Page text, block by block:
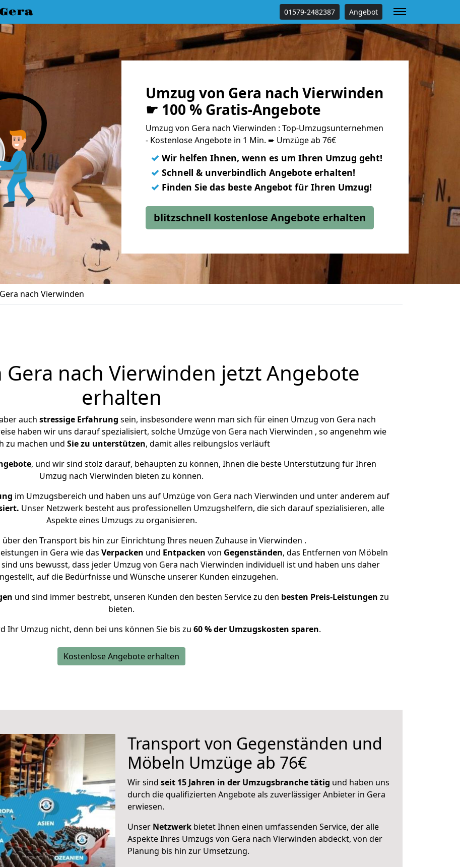
01579-2482387 Angebot
Umzug von Gera nach Vierwinden
☛ 100 % Gratis-Angebote
Umzug von Gera nach Vierwinden : Top-Umzugsunternehmen
- Kostenlose Angebote in 1 Min. ➨ Umzüge ab 76€
✓ Wir helfen Ihnen, wenn es um Ihren Umzug geht!
✓ Schnell & unverbindlich Angebote erhalten!
✓ Finden Sie das beste Angebot für Ihren Umzug!
blitzschnell kostenlose Angebote erhalten
nach Vierwinden
Gera nach Vierwinden jetzt Angebote
erhalten
auch stressige Erfahrung sein, insbesondere wenn man sich für einen Umzug von Gera nach
haben wir uns darauf spezialisiert, solche Umzüge von Gera nach Vierwinden , so angenehm wie
zu machen und Sie zu unterstützen, damit alles reibungslos verläuft
, und wir sind stolz darauf, behaupten zu können, Ihnen die beste Unterstützung für Ihren
Umzug nach Vierwinden bieten zu können.
im Umzugsbereich und haben uns auf Umzüge von Gera nach Vierwinden und unter anderem auf
Unser Netzwerk besteht aus professionellen Umzugshelfern, die sich darauf spezialisieren, alle
Aspekte eines Umzugs zu organisieren.
den Transport bis hin zur Einrichtung Ihres neuen Zuhause in Vierwinden .
in Gera wie das Verpacken und Entpacken von Gegenständen, das Entfernen von Möbeln
uns bewusst, dass jeder Umzug von Gera nach Vierwinden individuell ist und haben uns daher
auf die Bedürfnisse und Wünsche unserer Kunden einzugehen.
und sind immer bestrebt, unseren Kunden den besten Service zu den besten Preis-Leistungen zu
bieten.
Ihr Umzug nicht, denn bei uns können Sie bis zu 60 % der Umzugskosten sparen.
Kostenlose Angebote erhalten
Transport von Gegenständen und
Möbeln Umzüge ab 76€
Wir sind seit 15 Jahren in der Umzugsbranche tätig und haben uns
durch die qualifizierten Angebote als zuverlässiger Anbieter in Gera
erwiesen.
Unser Netzwerk bietet Ihnen einen umfassenden Service, der alle
Aspekte Ihres Umzugs von Gera nach Vierwinden abdeckt, von der
Planung bis hin zur Umsetzung.